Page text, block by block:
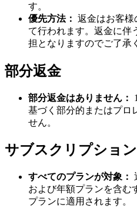
す。
優先方法： 返金はお客様
て行われます。返金に伴
担となりますのでご了承
部分返金
部分返金はありません：
基づく部分的またはプロ
せん。
サブスクリプショ
すべてのプランが対象：
および年額プランを含む
プランに適用されます。